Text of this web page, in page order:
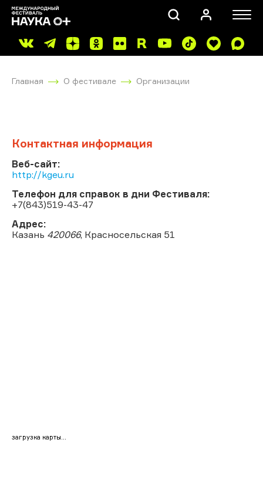
Главная О фестивале Организации
Контактная информация
Веб-сайт:
http://kgeu.ru
Телефон для справок в дни Фестиваля:
+7(843)519-43-47
Адрес:
Казань 420066, Красносельская 51
загрузка карты...